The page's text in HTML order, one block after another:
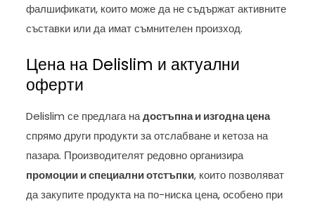
фалшификати, които може да не съдържат активните
съставки или да имат съмнителен произход.
Цена на Delislim и актуални
оферти
Delislim се предлага надостъпна и изгодна цена
спрямо други продукти за отслабване и кетоза на
пазара. Производителят редовно организира
промоции и специални отстъпки, които позволяват
да закупите продукта на по-ниска цена, особено при